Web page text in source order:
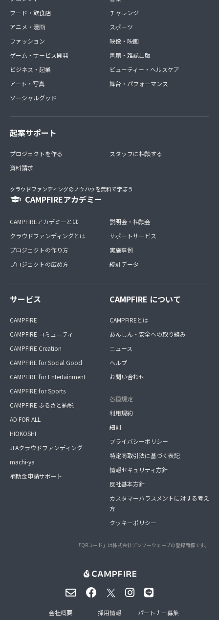
フード・飲食店
アニメ・漫画
ファッション
ゲーム・サービス開発
ビジネス・起業
アート・写真
ソーシャルグッド
チャレンジ
スポーツ
映像・映画
書籍・雑誌出版
ビューティー・ヘルスケア
舞台・パフォーマンス
起案サポート
プロジェクトを作る
資料請求
スタッフに相談する
クラウドファンディングのノウハウを無料で学ぼう
CAMPFIREアカデミー
CAMPFIREアカデミーとは
クラウドファンディングとは
プロジェクトの作り方
プロジェクトの広め方
説明会・相談会
サポートサービス
実施事例
統計データ
サービス
CAMPFIRE
CAMPFIRE コミュニティ
CAMPFIRE Creation
CAMPFIRE for Social Good
CAMPFIRE for Entertainment
CAMPFIRE for Sports
CAMPFIRE ふるさと納税
AD FOR ALL
HIOKOSHI
JFAクラウドファンディング
machi-ya
補助金申請サポート
CAMPFIRE について
CAMPFIREとは
あんしん・安全への取り組み
ニュース
ヘルプ
お問い合わせ
各種規定
利用規約
細則
プライバシーポリシー
特定商取引法に基づく表記
情報セキュリティ方針
反社基本方針
カスタマーハラスメントに対する考え
方
クッキーポリシー
「QRコード」は株式会社デンソーウェーブの登録商標です。
会社概要 採用情報 パートナー募集